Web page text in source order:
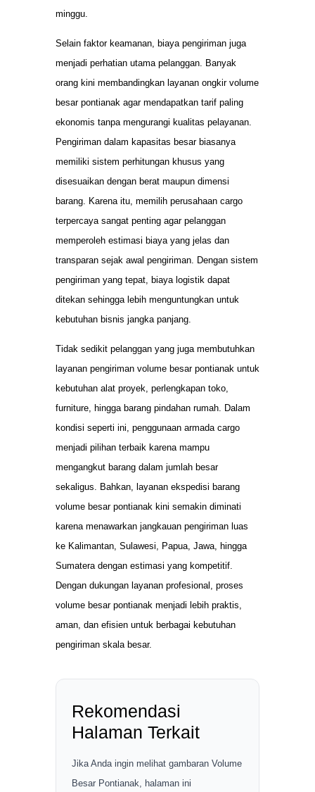
minggu.
Selain faktor keamanan, biaya pengiriman juga
menjadi perhatian utama pelanggan. Banyak
orang kini membandingkan layanan ongkir volume
besar pontianak agar mendapatkan tarif paling
ekonomis tanpa mengurangi kualitas pelayanan.
Pengiriman dalam kapasitas besar biasanya
memiliki sistem perhitungan khusus yang
disesuaikan dengan berat maupun dimensi
barang. Karena itu, memilih perusahaan cargo
terpercaya sangat penting agar pelanggan
memperoleh estimasi biaya yang jelas dan
transparan sejak awal pengiriman. Dengan sistem
pengiriman yang tepat, biaya logistik dapat
ditekan sehingga lebih menguntungkan untuk
kebutuhan bisnis jangka panjang.
Tidak sedikit pelanggan yang juga membutuhkan
layanan pengiriman volume besar pontianak untuk
kebutuhan alat proyek, perlengkapan toko,
furniture, hingga barang pindahan rumah. Dalam
kondisi seperti ini, penggunaan armada cargo
menjadi pilihan terbaik karena mampu
mengangkut barang dalam jumlah besar
sekaligus. Bahkan, layanan ekspedisi barang
volume besar pontianak kini semakin diminati
karena menawarkan jangkauan pengiriman luas
ke Kalimantan, Sulawesi, Papua, Jawa, hingga
Sumatera dengan estimasi yang kompetitif.
Dengan dukungan layanan profesional, proses
volume besar pontianak menjadi lebih praktis,
aman, dan efisien untuk berbagai kebutuhan
pengiriman skala besar.
Rekomendasi
Halaman Terkait
Jika Anda ingin melihat gambaran Volume
Besar Pontianak, halaman ini